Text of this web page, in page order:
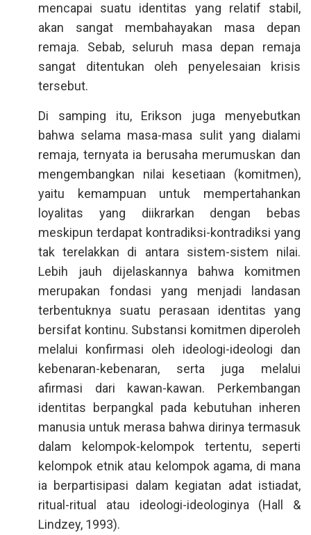
mencapai suatu identitas yang relatif stabil,
akan sangat membahayakan masa depan
remaja. Sebab, seluruh masa depan remaja
sangat ditentukan oleh penyelesaian krisis
tersebut.
Di samping itu, Erikson juga menyebutkan
bahwa selama masa-masa sulit yang dialami
remaja, ternyata ia berusaha merumuskan dan
mengembangkan nilai kesetiaan (komitmen),
yaitu kemampuan untuk mempertahankan
loyalitas yang diikrarkan dengan bebas
meskipun terdapat kontradiksi-kontradiksi yang
tak terelakkan di antara sistem-sistem nilai.
Lebih jauh dijelaskannya bahwa komitmen
merupakan fondasi yang menjadi landasan
terbentuknya suatu perasaan identitas yang
bersifat kontinu. Substansi komitmen diperoleh
melalui konfirmasi oleh ideologi-ideologi dan
kebenaran-kebenaran, serta juga melalui
afirmasi dari kawan-kawan. Perkembangan
identitas berpangkal pada kebutuhan inheren
manusia untuk merasa bahwa dirinya termasuk
dalam kelompok-kelompok tertentu, seperti
kelompok etnik atau kelompok agama, di mana
ia berpartisipasi dalam kegiatan adat istiadat,
ritual-ritual atau ideologi-ideologinya (Hall &
Lindzey, 1993).